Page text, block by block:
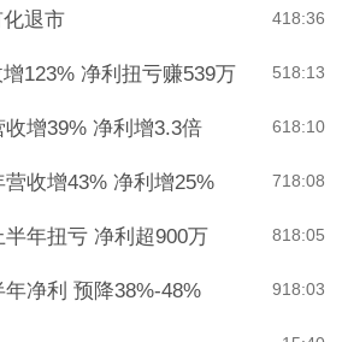
18:36
4
退市
18:13
5
123% 净利扭亏赚539万
18:10
6
增39% 净利增3.3倍
18:08
7
收增43% 净利增25%
18:05
8
年扭亏 净利超900万
18:03
9
净利 预降38%-48%